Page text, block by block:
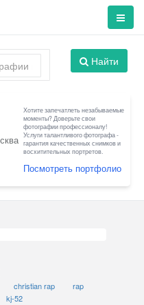
Найти
Хотите запечатлеть незабываемые
моменты? Доверьте свои
фотографии профессионалу!
Услуги талантливого фотографа -
гарантия качественных снимков и
восхитительных портретов.
Посмотреть портфолио
christian rap
rap
kj-52